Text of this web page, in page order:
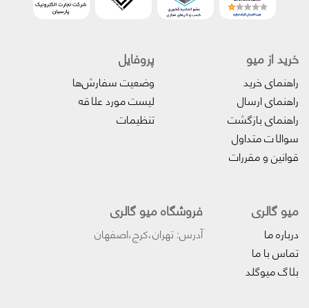
خرید از میو
راهنمای خرید
راهنمای ارسال
راهنمای بازگشت
سوالات متداول
قوانین و مقررات
پروفایل‌
وضعیت سفارش‌ها
لیست مورد علاقه
تنظیمات
میو گالری
درباره ما
تماس با ما
بلاگ میوگلد
فروشگاه میو گالری
آدرس: تهران،کرج،اصفهان